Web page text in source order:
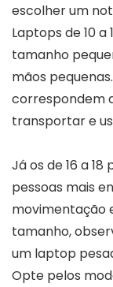
escolher um
Laptops de 10
tamanho
mãos
correspondem
transportar e
Já os de 16 a
pessoas mais
movimentação
tamanho,
um laptop
Opte pelos